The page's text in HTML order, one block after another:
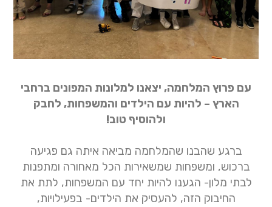
עם פרוץ המלחמה, יצאנו למלונות המפונים ברחבי
הארץ – להיות עם הילדים והמשפחות, לחבק
ולהוסיף טוב!
ברגע שהבנו שהמלחמה מביאה איתה גם פגיעה
ברכוש, ומשפחות שמשאירות הכל מאחורה ומתפנות
לבתי מלון- הגענו להיות יחד עם המשפחות, לתת את
החיבוק הזה, להעסיק את הילדים- בפעילויות,